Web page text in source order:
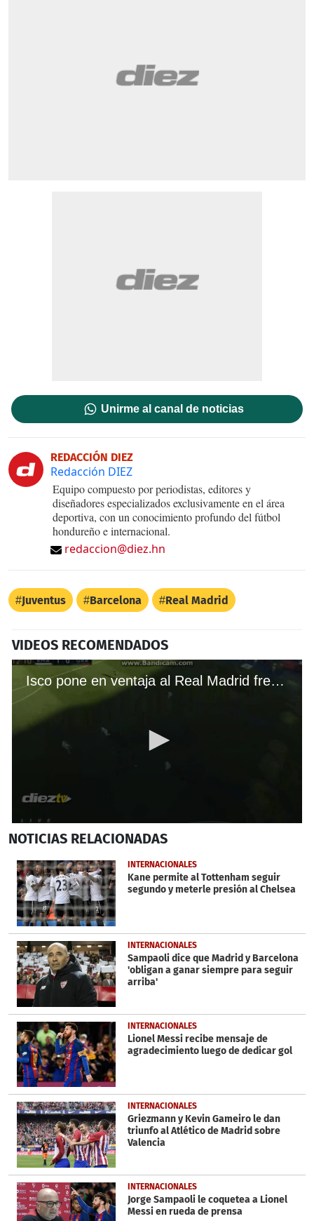
Unirme al canal de noticias
REDACCIÓN DIEZ
Redacción DIEZ
Equipo compuesto por periodistas, editores y
diseñadores especializados exclusivamente en el área
deportiva, con un conocimiento profundo del fútbol
hondureño e internacional.
redaccion@diez.hn
Juventus Barcelona Real Madrid
VIDEOS RECOMENDADOS
Isco pone en ventaja al Real Madrid frente al Granada
seconds
29
seconds
NOTICIAS RELACIONADAS
INTERNACIONALES
Kane permite al Tottenham seguir
segundo y meterle presión al Chelsea
INTERNACIONALES
Sampaoli dice que Madrid y Barcelona
'obligan a ganar siempre para seguir
arriba'
INTERNACIONALES
Lionel Messi recibe mensaje de
agradecimiento luego de dedicar gol
INTERNACIONALES
Griezmann y Kevin Gameiro le dan
triunfo al Atlético de Madrid sobre
Valencia
INTERNACIONALES
Jorge Sampaoli le coquetea a Lionel
Messi en rueda de prensa